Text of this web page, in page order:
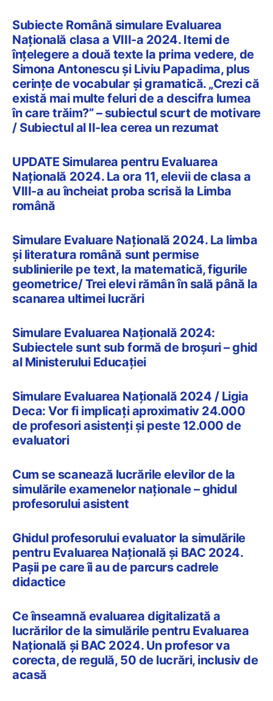
Subiecte Română simulare Evaluarea
Națională clasa a VIII-a 2024. Itemi de
înțelegere a două texte la prima vedere, de
Simona Antonescu și Liviu Papadima, plus
cerințe de vocabular și gramatică. „Crezi că
există mai multe feluri de a descifra lumea
în care trăim?” – subiectul scurt de motivare
/ Subiectul al II-lea cerea un rezumat
UPDATE Simularea pentru Evaluarea
Națională 2024. La ora 11, elevii de clasa a
VIII-a au încheiat proba scrisă la Limba
română
Simulare Evaluare Națională 2024. La limba
și literatura română sunt permise
sublinierile pe text, la matematică, figurile
geometrice/ Trei elevi rămân în sală până la
scanarea ultimei lucrări
Simulare Evaluarea Națională 2024:
Subiectele sunt sub formă de broșuri – ghid
al Ministerului Educației
Simulare Evaluarea Națională 2024 / Ligia
Deca: Vor fi implicați aproximativ 24.000
de profesori asistenți și peste 12.000 de
evaluatori
Cum se scanează lucrările elevilor de la
simulările examenelor naționale – ghidul
profesorului asistent
Ghidul profesorului evaluator la simulările
pentru Evaluarea Națională și BAC 2024.
Pașii pe care îi au de parcurs cadrele
didactice
Ce înseamnă evaluarea digitalizată a
lucrărilor de la simulările pentru Evaluarea
Națională și BAC 2024. Un profesor va
corecta, de regulă, 50 de lucrări, inclusiv de
acasă